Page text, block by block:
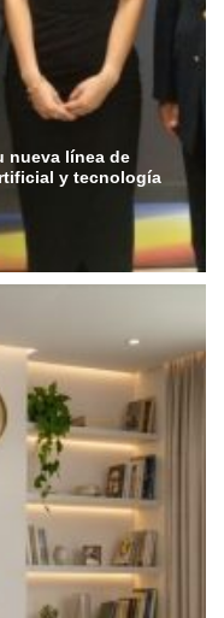
nueva línea de
y tecnología